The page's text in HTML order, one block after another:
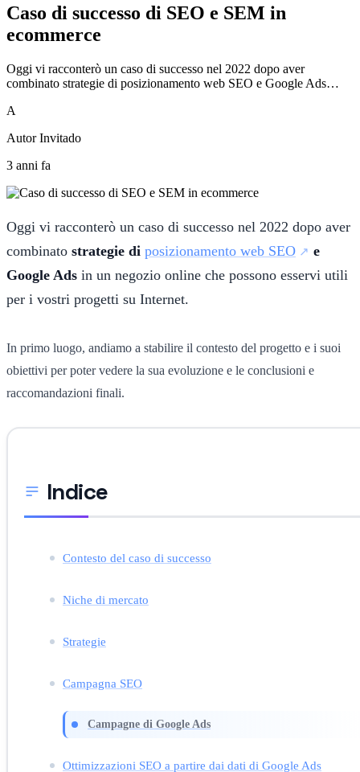
Caso di successo di SEO e SEM in
ecommerce
Oggi vi racconterò un caso di successo nel 2022 dopo aver
combinato strategie di posizionamento web SEO e Google Ads…
A
Autor Invitado
3 anni fa
Oggi vi racconterò un caso di successo nel 2022 dopo aver
combinato strategie di posizionamento web SEO
e
Google Ads in un negozio online che possono esservi utili
per i vostri progetti su Internet.
In primo luogo, andiamo a stabilire il contesto del progetto e i suoi
obiettivi per poter vedere la sua evoluzione e le conclusioni e
raccomandazioni finali.
Indice
Contesto del caso di successo
Niche di mercato
Strategie
Campagna SEO
Campagne di Google Ads
Ottimizzazioni SEO a partire dai dati di Google Ads